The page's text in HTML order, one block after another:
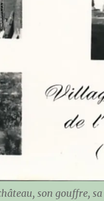
son gouffre,